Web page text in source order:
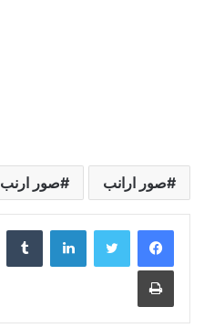
صور ارانب صور ارنب
لينكدإن
طباعة